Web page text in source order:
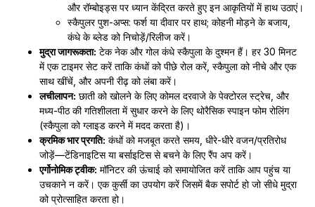
और रॉम्बोइड्स पर ध्यान केंद्रित करते हुए इन आकृतियों में हाथ उठाएं।
स्कैपुलर पुश-अप्स: फर्श या दीवार पर हाथ; कोहनी मोड़ने के बजाय,
कंधे के ब्लेड को निचोड़ें/रिलीज करें।
मुद्रा जागरूकता: टेक नेक और गोल कंधे स्कैपुला के दुश्मन हैं। हर 30 मिनट
में एक टाइमर सेट करें ताकि कंधों को पीछे रोल करें, स्कैपुला को नीचे और एक
साथ खींचें, और अपनी रीढ़ को लंबा करें।
लचीलापन: छाती को खोलने के लिए कोमल दरवाजे के पेक्टोरल स्ट्रेच, और
मध्य-पीठ की गतिशीलता में सुधार करने के लिए थोरैसिक स्पाइन फोम रोलिंग
(स्कैपुला को ग्लाइड करने में मदद करता है)।
क्रमिक भार प्रगति: कंधों को मजबूत करते समय, धीरे-धीरे वजन/प्रतिरोध
जोड़ें—टेंडिनाइटिस या बर्साइटिस से बचने के लिए रैंप अप करें।
एर्गोनोमिक ट्वीक: मॉनिटर की ऊंचाई को समायोजित करें ताकि आप पहुंच या
उचकाने न करें। एक कुर्सी का उपयोग करें जिसमें बैक सपोर्ट हो जो सीधे मुद्रा
को प्रोत्साहित करता हो।